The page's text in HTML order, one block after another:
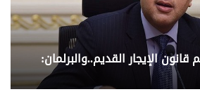
الإيجار القديم..والبرلمان:
من